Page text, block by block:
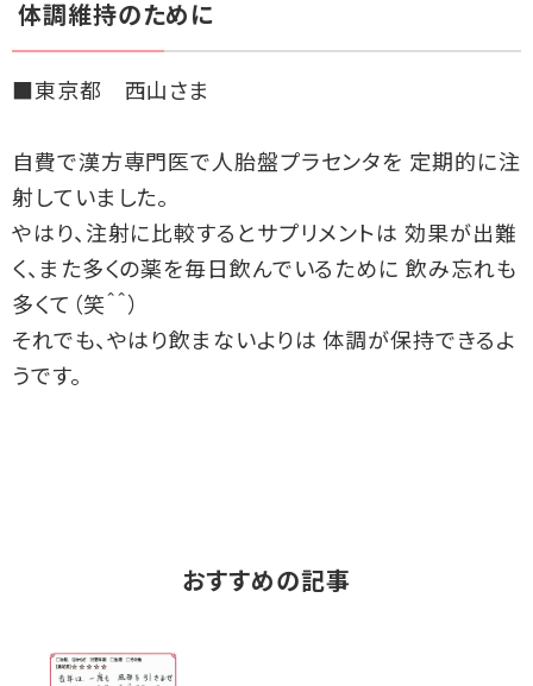
体調維持のために
■東京都 西山さま
自費で漢方専門医で人胎盤プラセンタを 定期的に注
射していました。
やはり、注射に比較するとサプリメントは 効果が出難
く、また多くの薬を毎日飲んでいるために 飲み忘れも
多くて（笑＾＾）
それでも、やはり飲まないよりは 体調が保持できるよ
うです。
おすすめの記事